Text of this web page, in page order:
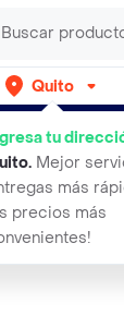
Quito
tu
. Mejor
más
precios más
por semanas